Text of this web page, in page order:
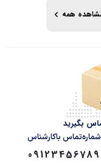
همه
بگیرید
شماره‌تماس‌ با‌کارشناس
09123456789